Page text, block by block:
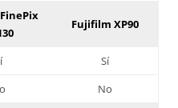
Fujifilm XP90
Sí
No